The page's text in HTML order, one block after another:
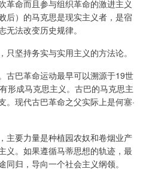
革命而且参与组织革命的激进主义
后）的马克思是现实主义者，是宿
法改变历史规律。
坚持务实与实用主义的方法论。
古巴革命运动最早可以溯源于19世
形成马克思主义。古巴的马克思主
。现代古巴革命之父实际上是何塞·
主要力量是种植园农奴和卷烟业产
义。如果遵循马蒂思想的轨迹，最
归，导向一个社会主义纲领。